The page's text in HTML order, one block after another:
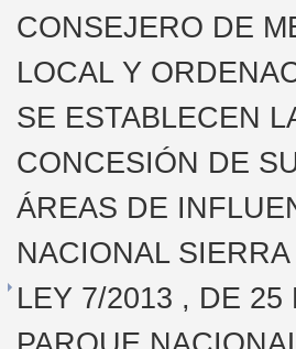
CONSEJERO DE
LOCAL Y
SE ESTABLECEN
CONCESIÓN DE
ÁREAS DE
NACIONAL
LEY 7/2013 , DE